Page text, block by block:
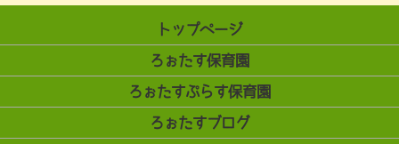
トップページ
ろぉたす保育園
ろぉたすぷらす保育園
ろぉたすブログ